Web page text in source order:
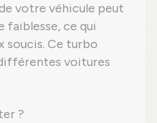
votre véhicule peut
faiblesse, ce qui
soucis. Ce turbo
voitures
?